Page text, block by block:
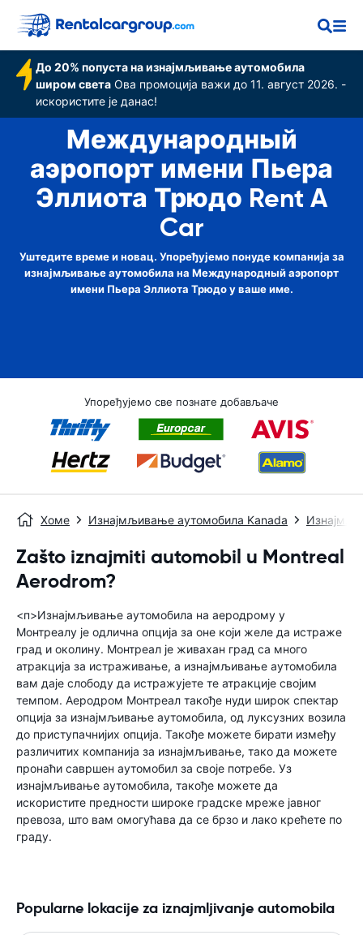
До 20% попуста на изнајмљивање аутомобила
широм света Ова промоција важи до 11. август 2026. -
искористите је данас!
Международный
аэропорт имени Пьера
Эллиота Трюдо Rent A
Car
Уштедите време и новац. Упоређујемо понуде компанија за
изнајмљивање аутомобила на Международный аэропорт
имени Пьера Эллиота Трюдо у ваше име.
Упоређујемо све познате добављаче
Хоме Изнајмљивање аутомобила Kanada
Zašto iznajmiti automobil u Montreal
Aerodrom?
<п>Изнајмљивање аутомобила на аеродрому у
Монтреалу је одлична опција за оне који желе да истраже
град и околину. Монтреал је живахан град са много
атракција за истраживање, а изнајмљивање аутомобила
вам даје слободу да истражујете те атракције својим
темпом. Аеродром Монтреал такође нуди широк спектар
опција за изнајмљивање аутомобила, од луксузних возила
до приступачнијих опција. Такође можете бирати између
различитих компанија за изнајмљивање, тако да можете
пронаћи савршен аутомобил за своје потребе. Уз
изнајмљивање аутомобила, такође можете да
искористите предности широке градске мреже јавног
превоза, што вам омогућава да се брзо и лако крећете по
граду.
Popularne lokacije za iznajmljivanje automobila